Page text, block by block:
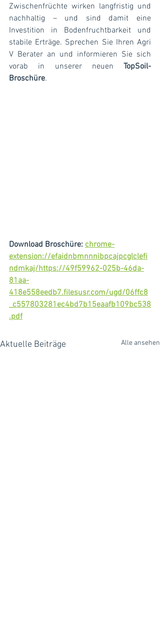
Zwischenfrüchte wirken langfristig und
nachhaltig – und sind damit eine
Investition in Bodenfruchtbarkeit und
stabile Erträge. Sprechen Sie Ihren Agri
V Berater an und informieren Sie sich
vorab in unserer neuen TopSoil-
Broschüre.
Download Broschüre: chrome-
extension://efaidnbmnnnibpcajpcglclefi
ndmkaj/https://49f59962-025b-46da-
81aa-
418e558eedb7.filesusr.com/ugd/06ffc8
_c557803281ec4bd7b15eaafb109bc538
.pdf
Aktuelle Beiträge Alle ansehen